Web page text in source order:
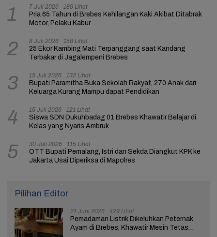
1 7 Juli 2026 185 Lihat
Pria 65 Tahun di Brebes Kehilangan Kaki Akibat Ditabrak
Motor, Pelaku Kabur
2 8 Juli 2026 158 Lihat
25 Ekor Kambing Mati Terpanggang saat Kandang
Terbakar di Jagalempeni Brebes
3 15 Juli 2026 132 Lihat
Bupati Paramitha Buka Sekolah Rakyat, 270 Anak dari
Keluarga Kurang Mampu dapat Pendidikan
4 15 Juli 2026 121 Lihat
Siswa SDN Dukuhbadag 01 Brebes Khawatir Belajar di
Kelas yang Nyaris Ambruk
5 30 Juli 2026 115 Lihat
OTT Bupati Pemalang, Istri dan Sekda Diangkut KPK ke
Jakarta Usai Diperiksa di Mapolres
Pilihan Editor
21 Juni 2026 429 Lihat
Pemadaman Listrik Dikeluhkan Peternak
Ayam di Brebes, Khawatir Mesin Tetas